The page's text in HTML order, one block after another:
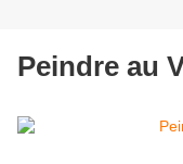
Peindre au